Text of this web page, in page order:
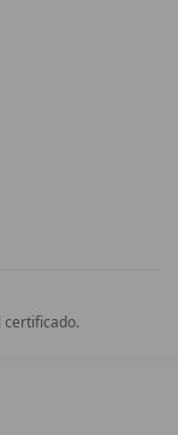
certificado.